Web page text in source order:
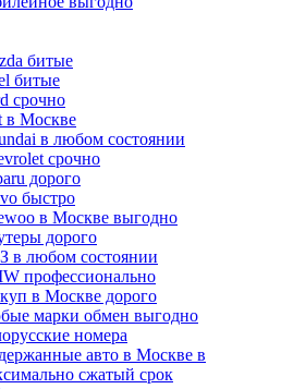
битые
битые
срочно
в Москве
в любом состоянии
срочно
дорого
быстро
в Москве выгодно
дорого
в любом состоянии
профессионально
в Москве дорого
марки обмен выгодно
номера
авто в Москве в
сжатый срок